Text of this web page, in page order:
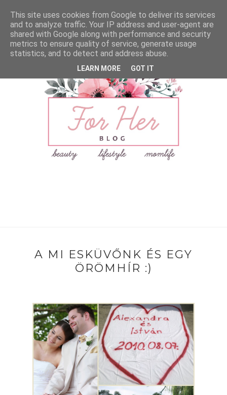
A MI ESKÜVŐNK ÉS EGY
ÖRÖMHÍR :)
This site uses cookies from Google to deliver its services
and to analyze traffic. Your IP address and user-agent are
shared with Google along with performance and security
metrics to ensure quality of service, generate usage
statistics, and to detect and address abuse.
LEARN MORE GOT IT